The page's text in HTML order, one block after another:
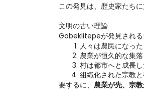
この発見は、歴史家たち
文明の古い理論
Göbeklitepeが発見される
人々は農民になった
農業が恒久的な集
村は都市へと成長
組織化された宗教
要するに、 農業が先、宗